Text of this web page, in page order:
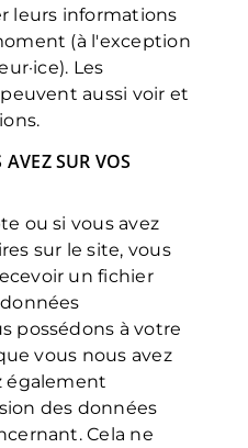
leurs informations
(à l'exception
Les
aussi voir et
SUR VOS
ou si vous avez
sur le site, vous
un fichier
possédons à votre
vous nous avez
également
des données
Cela ne